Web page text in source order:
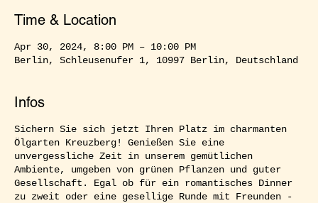
Time & Location
Apr 30, 2024, 8:00 PM – 10:00 PM
Berlin, Schleusenufer 1, 10997 Berlin, Deutschland
Infos
Sichern Sie sich jetzt Ihren Platz im charmanten
Ölgarten Kreuzberg! Genießen Sie eine
unvergessliche Zeit in unserem gemütlichen
Ambiente, umgeben von grünen Pflanzen und guter
Gesellschaft. Egal ob für ein romantisches Dinner
zu zweit oder eine gesellige Runde mit Freunden -